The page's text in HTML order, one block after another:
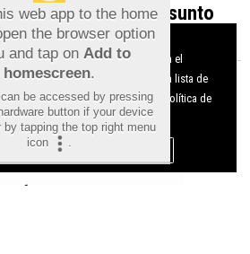
por dirigir un presunto
desde una vivienda
web app to the home
the browser option
and tap on Add to
homescreen.
be accessed by pressing
button if your device
by tapping the top right menu
icon
.
el Uso de cookies:
cookies nuestras y de terceros para el
del digital. Puedes consultar la lista de
como desconectarlas. Ver nuestra Política de
y Cookies
Aceptar Cookies